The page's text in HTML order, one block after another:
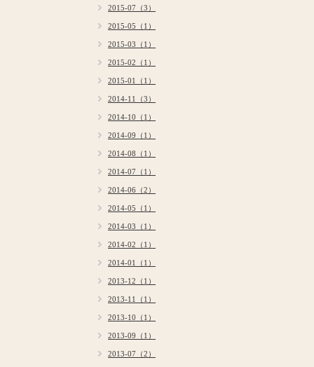
2015-07（3）
2015-05（1）
2015-03（1）
2015-02（1）
2015-01（1）
2014-11（3）
2014-10（1）
2014-09（1）
2014-08（1）
2014-07（1）
2014-06（2）
2014-05（1）
2014-03（1）
2014-02（1）
2014-01（1）
2013-12（1）
2013-11（1）
2013-10（1）
2013-09（1）
2013-07（2）